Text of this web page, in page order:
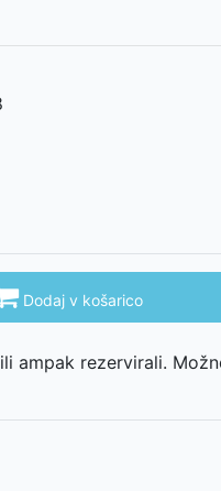
Dodaj v košarico
ampak rezervirali.